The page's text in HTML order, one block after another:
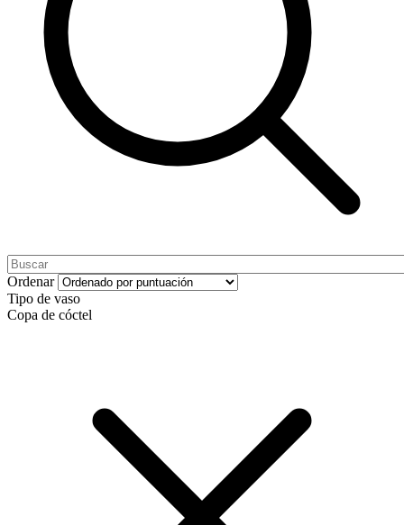
Ordenar
Tipo de vaso
Copa de cóctel